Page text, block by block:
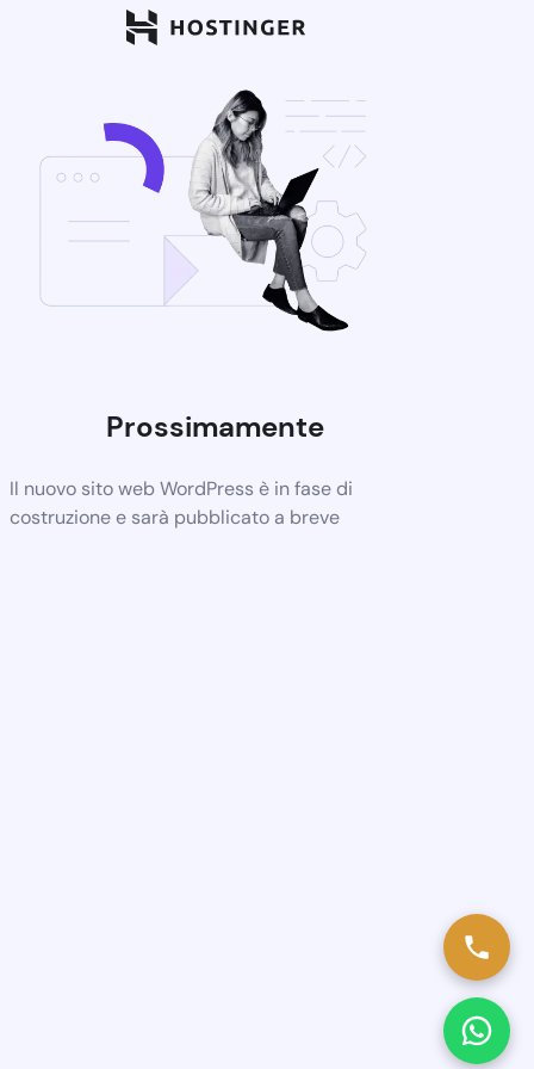
Prossimamente
Il nuovo sito web WordPress è in fase di
costruzione e sarà pubblicato a breve